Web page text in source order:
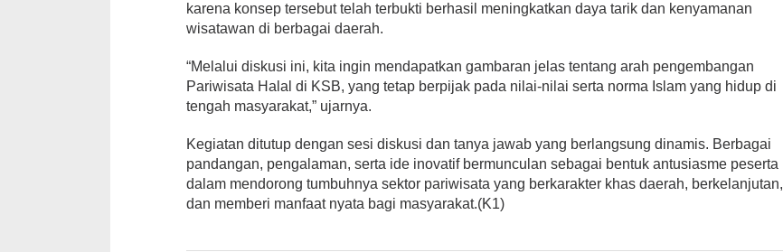
karena konsep tersebut telah terbukti berhasil meningkatkan daya tarik dan kenyamanan
wisatawan di berbagai daerah.
“Melalui diskusi ini, kita ingin mendapatkan gambaran jelas tentang arah pengembangan
Pariwisata Halal di KSB, yang tetap berpijak pada nilai-nilai serta norma Islam yang hidup di
tengah masyarakat,” ujarnya.
Kegiatan ditutup dengan sesi diskusi dan tanya jawab yang berlangsung dinamis. Berbagai
pandangan, pengalaman, serta ide inovatif bermunculan sebagai bentuk antusiasme peserta
dalam mendorong tumbuhnya sektor pariwisata yang berkarakter khas daerah, berkelanjutan,
dan memberi manfaat nyata bagi masyarakat.(K1)